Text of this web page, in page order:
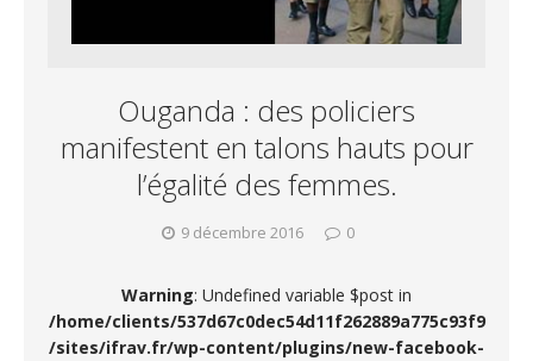
Ouganda : des policiers
manifestent en talons hauts pour
l’égalité des femmes.
9 décembre 2016 0
Warning: Undefined variable $post in
/home/clients/537d67c0dec54d11f262889a775c93f9
/sites/ifrav.fr/wp-content/plugins/new-facebook-